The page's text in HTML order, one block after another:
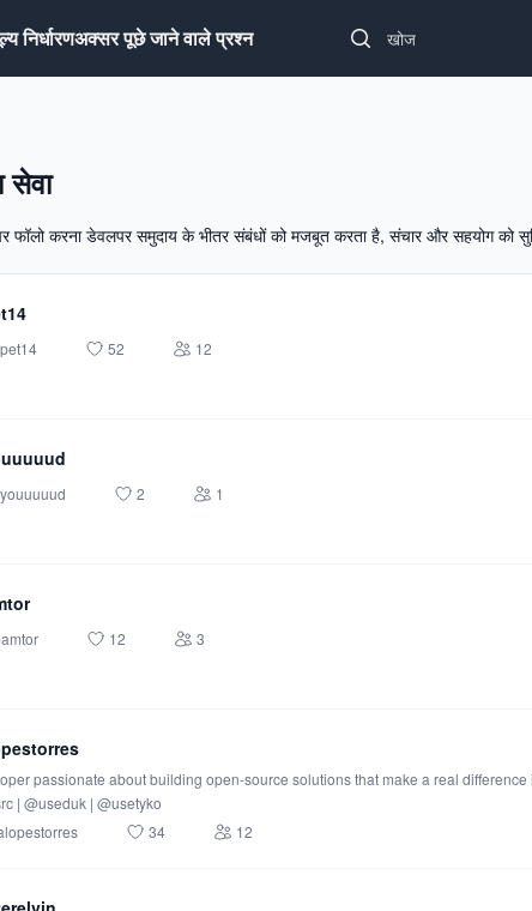
निर्धारणअक्सर पूछे जाने वाले प्रश्न
सेवा
फॉलो करना डेवलपर समुदाय के भीतर संबंधों को मजबूत करता है, संचार और सहयोग को
52 12
2 1
12 3
passionate about building open-source solutions that make a real difference
| @useduk | @usetyko
34 12